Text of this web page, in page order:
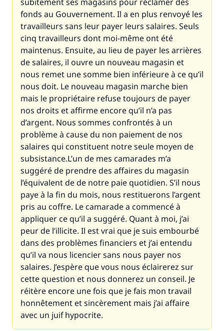
fonds au Gouvernement. Il a en plus renvoyé les
travailleurs sans leur payer leurs salaires. Seuls
cinq travailleurs dont moi-même ont été
maintenus. Ensuite, au lieu de payer les arrières
de salaires, il ouvre un nouveau magasin et
nous remet une somme bien inférieure à ce qu’il
nous doit. Le nouveau magasin marche bien
mais le propriétaire refuse toujours de payer
nos droits et affirme encore qu’il n’a pas
d’argent. Nous sommes confrontés à un
problème à cause du non paiement de nos
salaires qui constituent notre seule moyen de
subsistance.L’un de mes camarades m’a
suggéré de prendre des affaires du magasin
l’équivalent de de notre paie quotidien. S’il nous
paye à la fin du mois, nous restituerons l’argent
pris au coffre. Le camarade a commencé à
appliquer ce qu’il a suggéré. Quant à moi, j’ai
peur de l’illicite. Il est vrai que je suis embourbé
dans des problèmes financiers et j’ai entendu
qu’il va nous licencier sans nous payer nos
salaires. J’espère que vous nous éclairerez sur
cette question et nous donnerez un conseil. Je
réitère encore une fois que je fais mon travail
honnêtement et sincèrement mais j’ai affaire
avec un juif hypocrite.